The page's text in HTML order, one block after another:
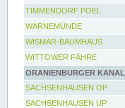
TIMMENDORF POEL
WARNEMÜNDE
WISMAR-BAUMHAUS
WITTOWER FÄHRE
ORANIENBURGER KANAL
SACHSENHAUSEN OP
SACHSENHAUSEN UP